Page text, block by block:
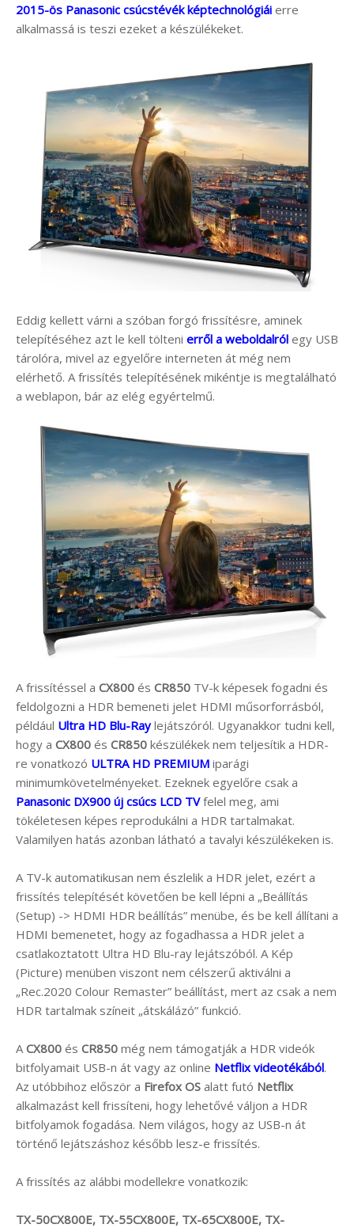
2015-ös Panasonic csúcstévék képtechnológiái erre
alkalmassá is teszi ezeket a készülékeket.
Eddig kellett várni a szóban forgó frissítésre, aminek
telepítéséhez azt le kell tölteni erről a weboldalról egy USB
tárolóra, mivel az egyelőre interneten át még nem
elérhető. A frissítés telepítésének mikéntje is megtalálható
a weblapon, bár az elég egyértelmű.
A frissítéssel a CX800 és CR850 TV-k képesek fogadni és
feldolgozni a HDR bemeneti jelet HDMI műsorforrásból,
például Ultra HD Blu-Raylejátszóról. Ugyanakkor tudni kell,
hogy a CX800 és CR850 készülékek nem teljesítik a HDR-
re vonatkozó ULTRA HD PREMIUM iparági
minimumkövetelményeket. Ezeknek egyelőre csak a
Panasonic DX900 új csúcs LCD TVfelel meg, ami
tökéletesen képes reprodukálni a HDR tartalmakat.
Valamilyen hatás azonban látható a tavalyi készülékeken is.
A TV-k automatikusan nem észlelik a HDR jelet, ezért a
frissítés telepítését követően be kell lépni a „Beállítás
(Setup) -> HDMI HDR beállítás” menübe, és be kell állítani a
HDMI bemenetet, hogy az fogadhassa a HDR jelet a
csatlakoztatott Ultra HD Blu-ray lejátszóból. A Kép
(Picture) menüben viszont nem célszerű aktiválni a
„Rec.2020 Colour Remaster” beállítást, mert az csak a nem
HDR tartalmak színeit „átskálázó” funkció.
A CX800 és CR850 még nem támogatják a HDR videók
bitfolyamait USB-n át vagy az online Netflix videotékából.
Az utóbbihoz először a Firefox OS alatt futó Netflix
alkalmazást kell frissíteni, hogy lehetővé váljon a HDR
bitfolyamok fogadása. Nem világos, hogy az USB-n át
történő lejátszáshoz később lesz-e frissítés.
A frissítés az alábbi modellekre vonatkozik:
TX-50CX800E, TX-55CX800E, TX-65CX800E, TX-